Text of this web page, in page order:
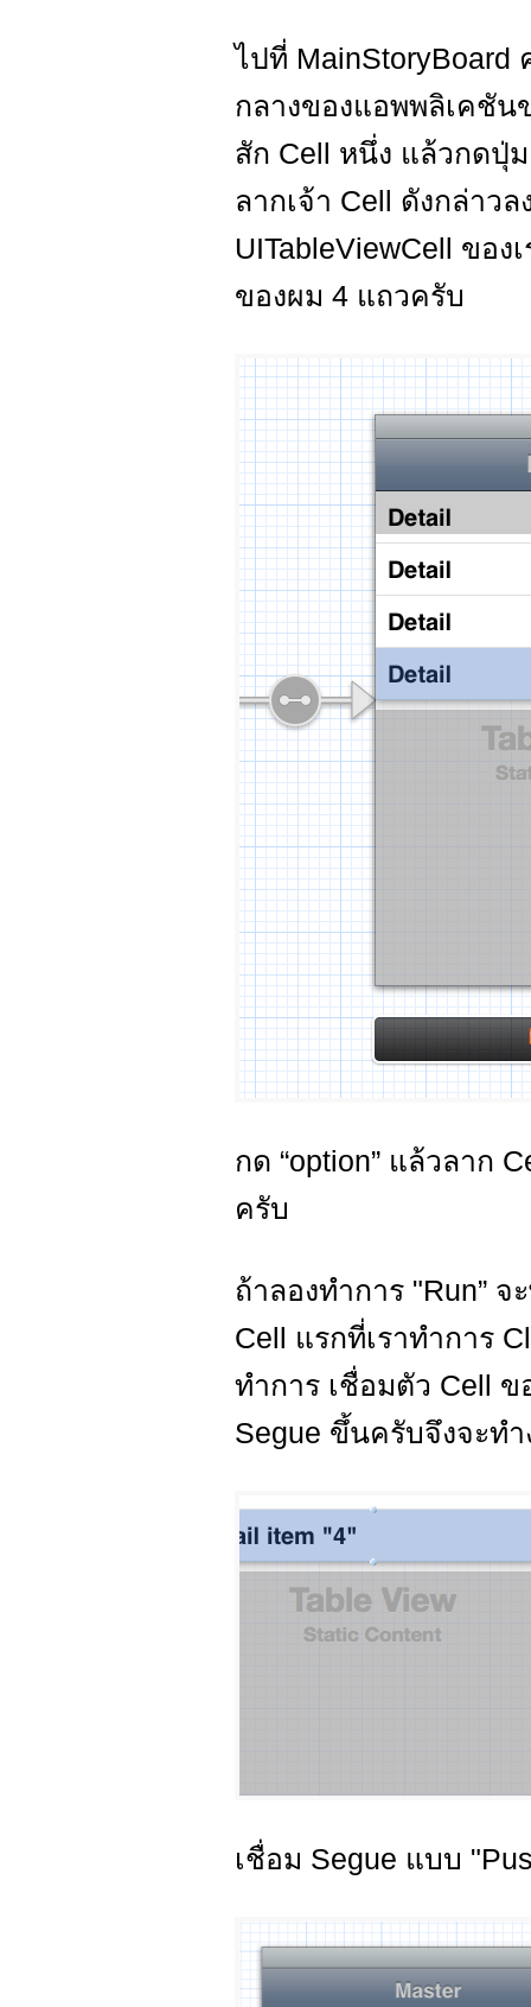
ไปที่
กลางของแอพพลิเคชัน
สัก Cell หนึ่ง แล้วกดปุ่
ลากเจ้า Cell ดังกล่าว
UITableViewCell ขอ
ของผม 4 แถวครับ
กด “option” แล้วลาก
ครับ
ถ้าลองทำการ "Run”
Cell แรกที่เราทำการ
ทำการ เชื่อมตัว Cell ข
Segue ขึ้นครับจึงจะท
เชื่อม Segue แบบ